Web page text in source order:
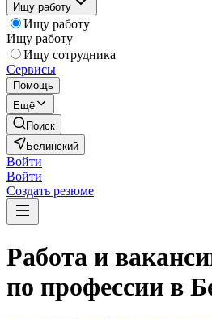
Ищу работу
Ищу работу
Ищу работу
Ищу сотрудника
Сервисы
Помощь
Ещё
Поиск
Белинский
Войти
Войти
Создать резюме
Работа и
по профессии в